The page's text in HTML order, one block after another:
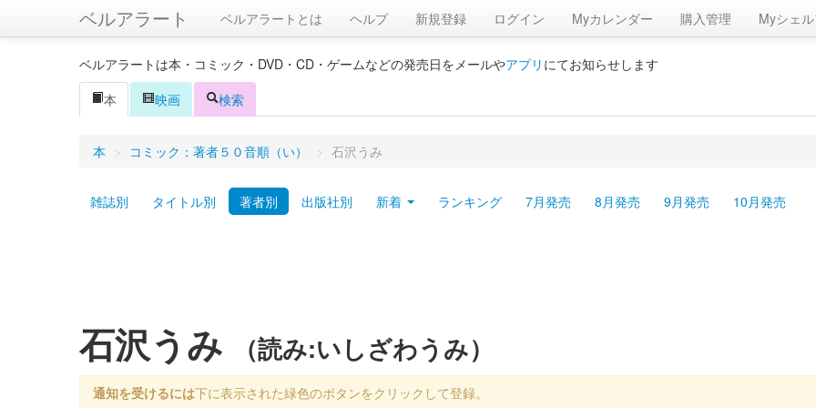
ベルアラート ベルアラートとは ヘルプ 新規登録 ログイン Myカレンダー 購入管理 Myシェル
ベルアラートは本・コミック・DVD・CD・ゲームなどの発売日をメールやアプリ にてお知らせします
本
映画 検索
本 > コミック：著者５０音順（い） > 石沢うみ
雑誌別 タイトル別 著者別 出版社別 新着 ランキング 7月発売 8月発売 9月発売 10月発売
石沢うみ （読み:いしざわうみ）
通知を受けるには下に表示された緑色のボタンをクリックして登録。